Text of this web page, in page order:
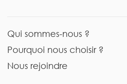
Qui sommes-nous ?
Pourquoi nous choisir ?
Nous rejoindre